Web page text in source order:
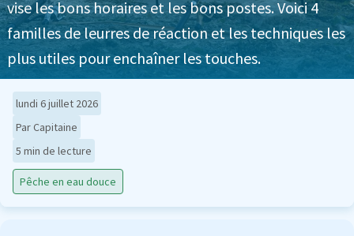
vise les bons horaires et les bons postes. Voici 4
familles de leurres de réaction et les techniques les
plus utiles pour enchaîner les touches.
lundi 6 juillet 2026
Par Capitaine
5 min de lecture
Pêche en eau douce